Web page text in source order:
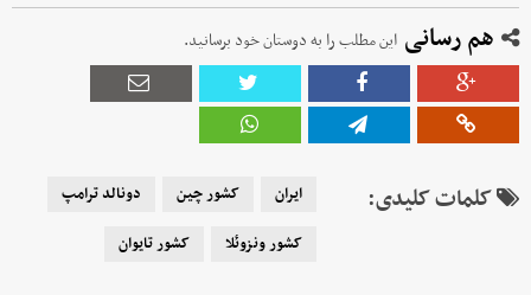
هم رسانی این مطلب را به دوستان خود برسانید.
کلمات کلیدی: ایران کشور چین
دونالد ترامپ
کشور ونزوئلا
کشور تایوان